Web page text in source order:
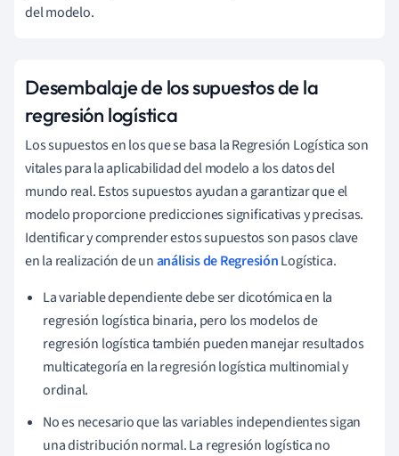
del modelo.
Desembalaje de los supuestos de la
regresión logística
Los supuestos en los que se basa la Regresión Logística son
vitales para la aplicabilidad del modelo a los datos del
mundo real. Estos supuestos ayudan a garantizar que el
modelo proporcione predicciones significativas y precisas.
Identificar y comprender estos supuestos son pasos clave
en la realización de unanálisis de RegresiónLogística.
La variable dependiente debe ser dicotómica en la
regresión logística binaria, pero los modelos de
regresión logística también pueden manejar resultados
multicategoría en la regresión logística multinomial y
ordinal.
No es necesario que las variables independientes sigan
una distribución normal. La regresión logística no